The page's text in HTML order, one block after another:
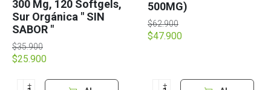
300 Mg, 120 Softgels,
Sur Orgánica " SIN
SABOR "
$35.900
$25.900
+
500MG)
$62.900
$47.900
+